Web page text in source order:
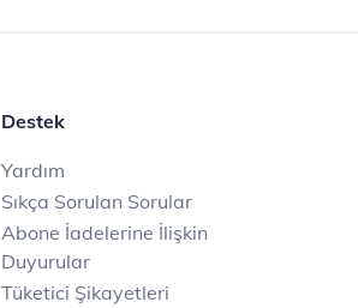
Destek
Yardım
Sıkça Sorulan Sorular
Abone İadelerine İlişkin
Duyurular
Tüketici Şikayetleri